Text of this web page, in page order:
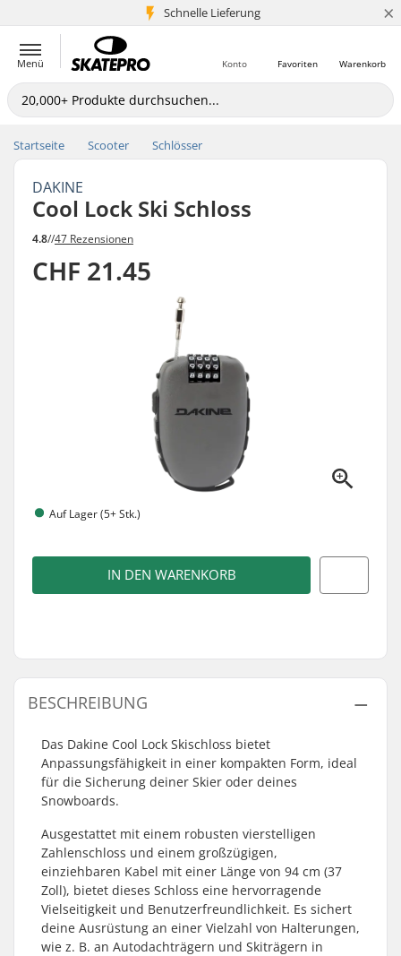
Schnelle Lieferung
5+ Mio. Kunden ×
Menü Warenkorb
Favoriten
Konto
Startseite Scooter Schlösser
DAKINE
Cool Lock Ski Schloss
4.8//47 Rezensionen
CHF 21.45
Auf Lager (5+ Stk.)
IN DEN WARENKORB
BESCHREIBUNG
Das Dakine Cool Lock Skischloss bietet
Anpassungsfähigkeit in einer kompakten Form, ideal
für die Sicherung deiner Skier oder deines
Snowboards.
Ausgestattet mit einem robusten vierstelligen
Zahlenschloss und einem großzügigen,
einziehbaren Kabel mit einer Länge von 94 cm (37
Zoll), bietet dieses Schloss eine hervorragende
Vielseitigkeit und Benutzerfreundlichkeit. Es sichert
deine Ausrüstung an einer Vielzahl von Halterungen,
wie z. B. an Autodachträgern und Skiträgern in